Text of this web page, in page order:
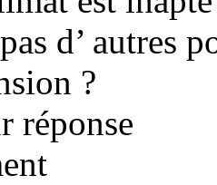
d’ autres
?
réponse